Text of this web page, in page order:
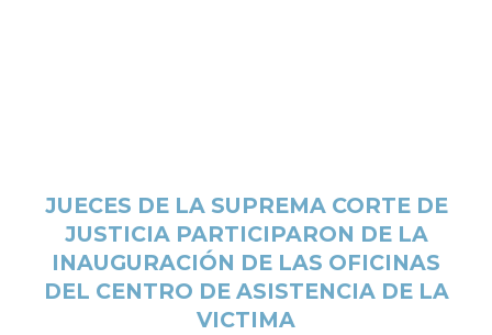
JUECES DE LA SUPREMA CORTE DE
JUSTICIA PARTICIPARON DE LA
INAUGURACIÓN DE LAS OFICINAS
DEL CENTRO DE ASISTENCIA DE LA
VICTIMA